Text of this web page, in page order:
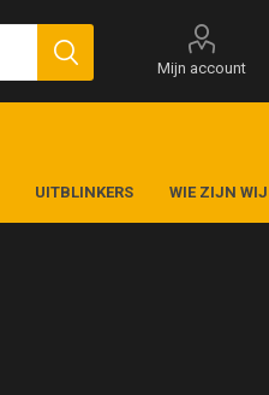
Mijn account
UITBLINKERS WIE ZIJN WIJ